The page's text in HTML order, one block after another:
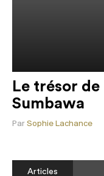
Le trésor de
Sumbawa
Par Sophie Lachance
Articles